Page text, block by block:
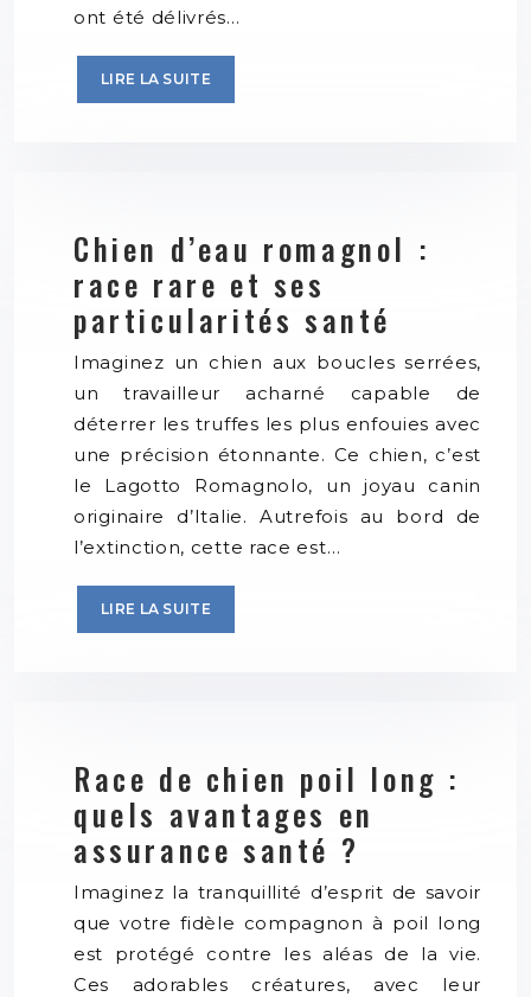
ont été délivrés…
LIRE LA SUITE
Chien d’eau romagnol :
race rare et ses
particularités santé
Imaginez un chien aux boucles serrées,
un travailleur acharné capable de
déterrer les truffes les plus enfouies avec
une précision étonnante. Ce chien, c’est
le Lagotto Romagnolo, un joyau canin
originaire d’Italie. Autrefois au bord de
l’extinction, cette race est…
LIRE LA SUITE
Race de chien poil long :
quels avantages en
assurance santé ?
Imaginez la tranquillité d’esprit de savoir
que votre fidèle compagnon à poil long
est protégé contre les aléas de la vie.
Ces adorables créatures, avec leur